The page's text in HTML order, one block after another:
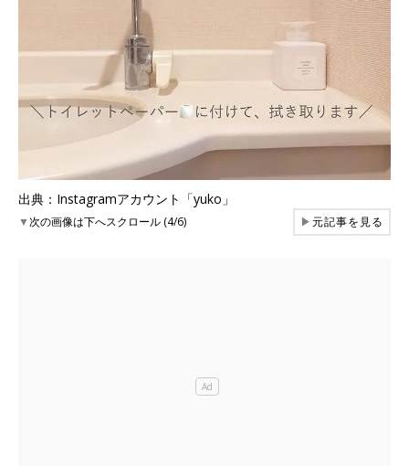
出典：Instagramアカウント「yuko」
▼次の画像は下へスクロール (4/6) ▶元記事を見る